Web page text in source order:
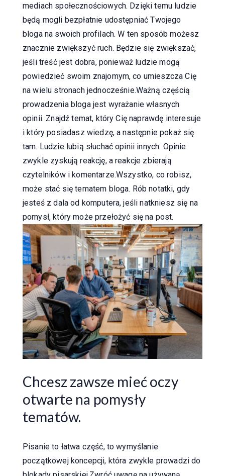
mediach społecznościowych. Dzięki temu ludzie
będą mogli bezpłatnie udostępniać Twojego
bloga na swoich profilach. W ten sposób możesz
znacznie zwiększyć ruch. Będzie się zwiększać,
jeśli treść jest dobra, ponieważ ludzie mogą
powiedzieć swoim znajomym, co umieszcza Cię
na wielu stronach jednocześnie.Ważną częścią
prowadzenia bloga jest wyrażanie własnych
opinii. Znajdź temat, który Cię naprawdę interesuje
i który posiadasz wiedzę, a następnie pokaż się
tam. Ludzie lubią słuchać opinii innych. Opinie
zwykle zyskują reakcję, a reakcje zbierają
czytelników i komentarze.Wszystko, co robisz,
może stać się tematem bloga. Rób notatki, gdy
jesteś z dala od komputera, jeśli natkniesz się na
pomysł, który może przełożyć się na post.
Chcesz zawsze mieć oczy
otwarte na pomysły
tematów.
Pisanie to łatwa część, to wymyślanie
początkowej koncepcji, która zwykle prowadzi do